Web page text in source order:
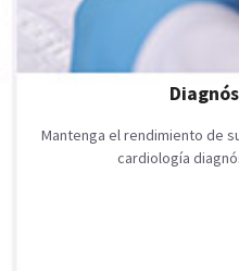
Mantenga el rendimiento de
cardiología